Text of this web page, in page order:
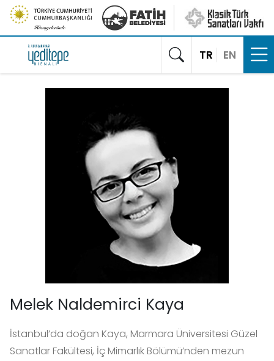
TR EN
Melek Naldemirci Kaya
İstanbul’da doğan Kaya, Marmara Üniversitesi Güzel
Sanatlar Fakültesi, İç Mimarlık Bölümü’nden mezun